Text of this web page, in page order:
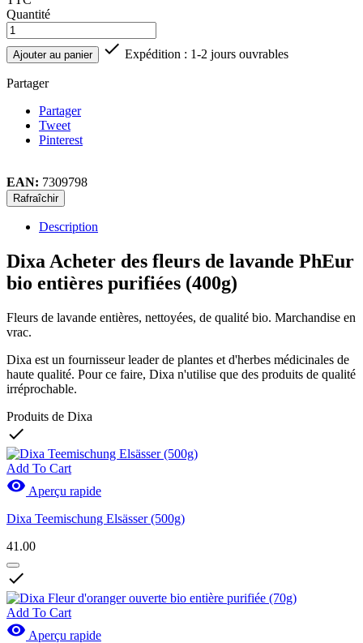
Quantité
Ajouter au panier  Expédition : 1-2 jours ouvrables
Partager
Partager
Tweet
Pinterest
EAN: 7309798
Description
Dixa Acheter des fleurs de lavande PhEur
bio entières purifiées (400g)
Fleurs de lavande entières, nettoyées, de qualité bio. Marchandise en
vrac.
Dixa est un fournisseur leader de plantes et d'herbes médicinales de
haute qualité. Pour ce faire, Dixa n'utilise que des produits de qualité
irréprochable.
Produits de Dixa

Add To Cart
 Aperçu rapide
Dixa Teemischung Elsässer (500g)
41.00

Add To Cart
 Aperçu rapide